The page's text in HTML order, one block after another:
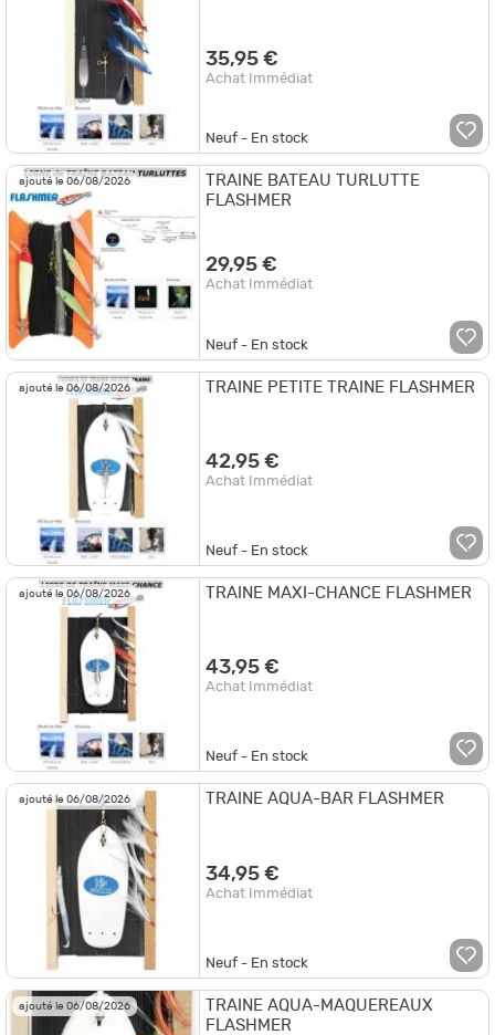
35,95 €
Achat Immédiat
Neuf - En stock
ajouté le 06/08/2026
TRAINE BATEAU TURLUTTE
FLASHMER
29,95 €
Achat Immédiat
Neuf - En stock
ajouté le 06/08/2026 TRAINE PETITE TRAINE FLASHMER
42,95 €
Achat Immédiat
Neuf - En stock
ajouté le 06/08/2026 TRAINE MAXI-CHANCE FLASHMER
43,95 €
Achat Immédiat
Neuf - En stock
ajouté le 06/08/2026 TRAINE AQUA-BAR FLASHMER
34,95 €
Achat Immédiat
Neuf - En stock
ajouté le 06/08/2026
TRAINE AQUA-MAQUEREAUX
FLASHMER